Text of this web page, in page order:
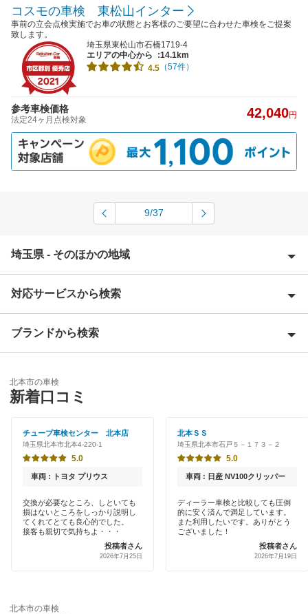
コスモの車検 東松山インター
事前の立会点検実施でお車の状態とお客様のご要望に合わせた車検をご提案
致します。
埼玉県東松山市石橋1719-4
エリアの中心から
:14.1km
4.5 （57件）
参考車検価格
法定24ヶ月点検対象 42,040円
9/37
埼玉県 - そのほかの地域
上尾市
入間郡
入間市
大里郡
桶川市
春日部市
川口市
北葛飾郡
対応サービスから検索
Award 受賞店
特典あり
早割りあり
クレジットカードOK
土日祝OK
代車あり
ブランドから検索
「車検の速太郎」
アップル車検
オートバックス
車検館
北本市の車検
新着口コミ
チューブ車検センター 北本店
埼玉県北本市北本4-220-1
5.0
車両 : トヨタ プリウス
交換が必要なところ、しといても
損はないところをしっかり説明し
てくれてとても良心的でした。
接客も親切で気持ちよ・・・
投稿者さん
2026年7月25日
北本ＳＳ
埼玉県北本市石戸５－１７３－２
5.0
車両 : 日産 NV100クリッパー
ディーラー車検と比較しても圧倒
的に安く済んで満足しています。
また利用したいです。ありがとう
ございました！
投稿者さん
2026年7月19日
北本市の車検